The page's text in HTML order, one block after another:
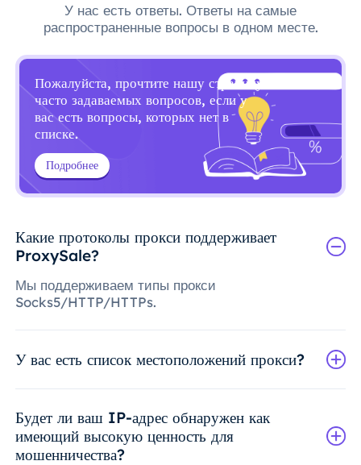
У нас есть ответы. Ответы на самые
распространенные вопросы в одном месте.
Пожалуйста, прочтите нашу страницу
часто задаваемых вопросов, если у
вас есть вопросы, которых нет в
списке.
Подробнее
Какие протоколы прокси поддерживает
ProxySale?
Мы поддерживаем типы прокси
Socks5/HTTP/HTTPs.
У вас есть список местоположений прокси?
Будет ли ваш IP-адрес обнаружен как
имеющий высокую ценность для
мошенничества?